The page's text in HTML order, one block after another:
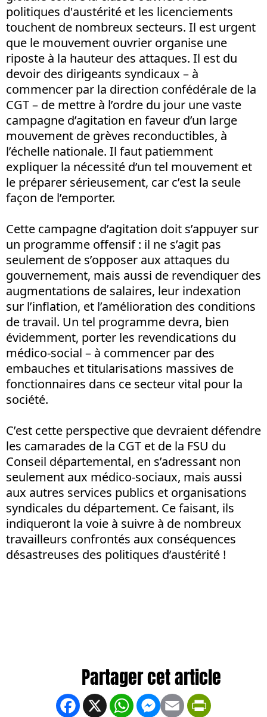
politiques d'austérité et les licenciements
touchent de nombreux secteurs. Il est urgent
que le mouvement ouvrier organise une
riposte à la hauteur des attaques. Il est du
devoir des dirigeants syndicaux – à
commencer par la direction confédérale de la
CGT – de mettre à l’ordre du jour une vaste
campagne d’agitation en faveur d’un large
mouvement de grèves reconductibles, à
l’échelle nationale. Il faut patiemment
expliquer la nécessité d’un tel mouvement et
le préparer sérieusement, car c’est la seule
façon de l’emporter.
Cette campagne d’agitation doit s’appuyer sur
un programme offensif : il ne s’agit pas
seulement de s’opposer aux attaques du
gouvernement, mais aussi de revendiquer des
augmentations de salaires, leur indexation
sur l’inflation, et l’amélioration des conditions
de travail. Un tel programme devra, bien
évidemment, porter les revendications du
médico-social – à commencer par des
embauches et titularisations massives de
fonctionnaires dans ce secteur vital pour la
société.
C’est cette perspective que devraient défendre
les camarades de la CGT et de la FSU du
Conseil départemental, en s’adressant non
seulement aux médico-sociaux, mais aussi
aux autres services publics et organisations
syndicales du département. Ce faisant, ils
indiqueront la voie à suivre à de nombreux
travailleurs confrontés aux conséquences
désastreuses des politiques d’austérité !
Facebook
X WhatsApp
Messenger
Email